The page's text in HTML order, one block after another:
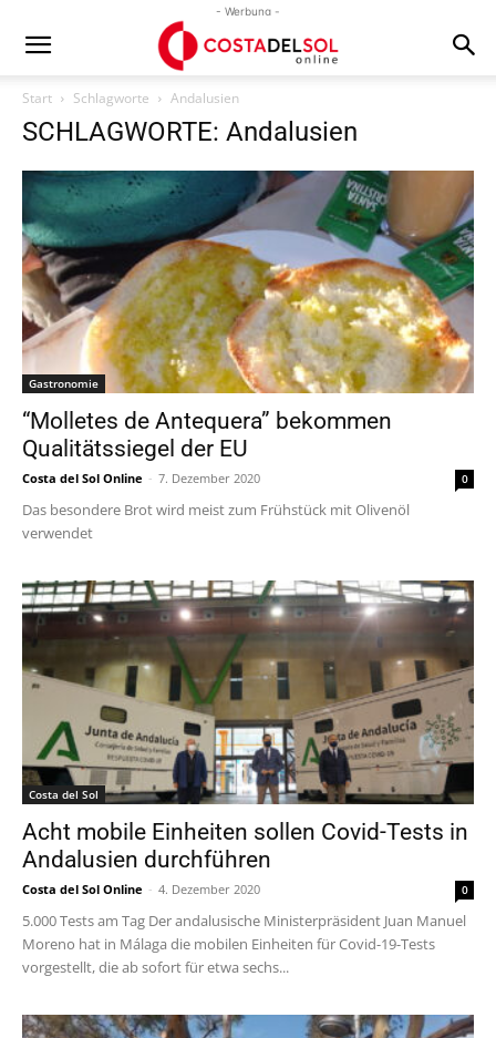
- Werbung -
Start Schlagworte Andalusien
SCHLAGWORTE: Andalusien
Gastronomie
“Molletes de Antequera” bekommen
Qualitätssiegel der EU
Costa del Sol Online - 7. Dezember 2020 0
Das besondere Brot wird meist zum Frühstück mit Olivenöl
verwendet
Costa del Sol
Acht mobile Einheiten sollen Covid-Tests in
Andalusien durchführen
Costa del Sol Online - 4. Dezember 2020 0
5.000 Tests am Tag Der andalusische Ministerpräsident Juan Manuel
Moreno hat in Málaga die mobilen Einheiten für Covid-19-Tests
vorgestellt, die ab sofort für etwa sechs...